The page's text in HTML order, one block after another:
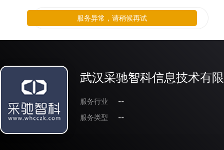
武汉采驰智科信息技术有
服务行业
--
服务类型
--
服务异常，请稍候再试